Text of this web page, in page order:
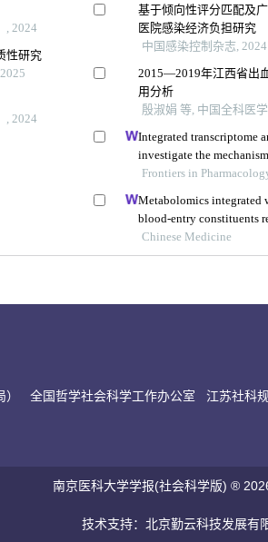
, 2024
性研究
, 2024
基于倾向性评分匹配及
医院感染经济负担研究
中国感染控制杂志, 2024
2015—2019年江西省出
用分析
殷淑娟 等, 中国全科医
Integrated transcriptome
investigate the
in a rat model of vascular
Frontiers in
Metabolomics integrated
blood-entry constituents
component of xuefu
effects in treating
Chinese Medicine
全国哲学社会科学工作办公室 江苏社科
南京医科大学学报(社会科学版) ®
技术支持：北京勤云科技发展有